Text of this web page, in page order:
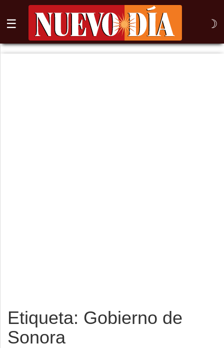
☰ ☽
⌕
Edición Impresa
Etiqueta: Gobierno de
Sonora